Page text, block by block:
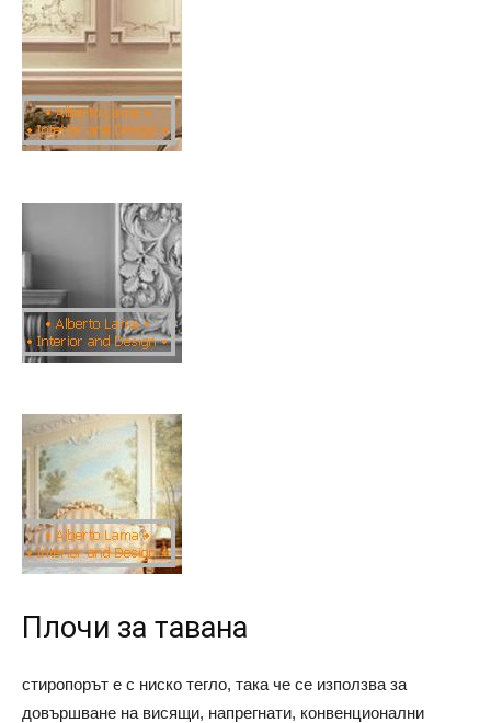
Плочи за тавана
стиропорът е с ниско тегло, така че се използва за
довършване на висящи, напрегнати, конвенционални